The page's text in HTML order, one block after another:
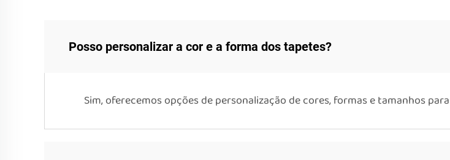
Posso personalizar a cor e a forma dos tapetes?
Sim, oferecemos opções de personalização de cores, formas e tamanhos